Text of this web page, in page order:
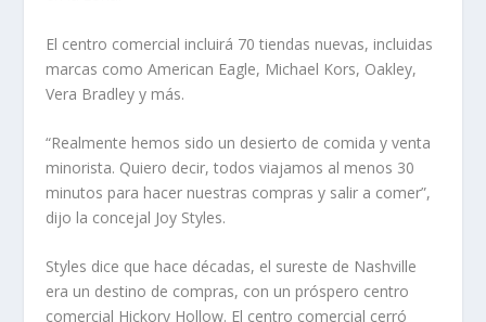
El centro comercial incluirá 70 tiendas nuevas, incluidas
marcas como American Eagle, Michael Kors, Oakley,
Vera Bradley y más.
“Realmente hemos sido un desierto de comida y venta
minorista. Quiero decir, todos viajamos al menos 30
minutos para hacer nuestras compras y salir a comer”,
dijo la concejal Joy Styles.
Styles dice que hace décadas, el sureste de Nashville
era un destino de compras, con un próspero centro
comercial Hickory Hollow. El centro comercial cerró